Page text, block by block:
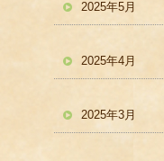
2025年5月
2025年4月
2025年3月